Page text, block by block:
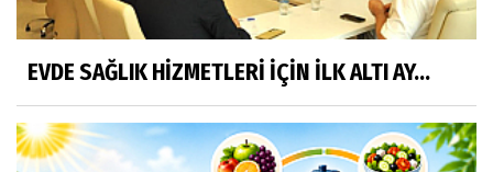
EVDE SAĞLIK HİZMETLERİ İÇİN İLK ALTI AY...